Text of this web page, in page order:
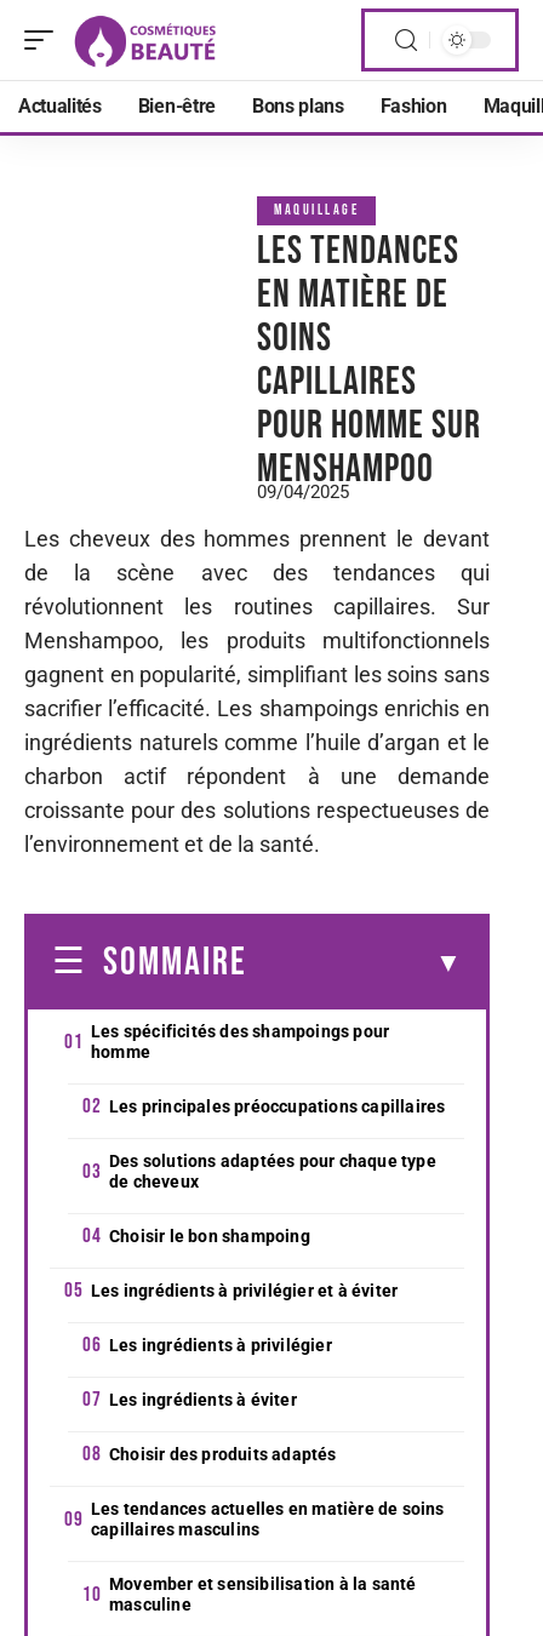
Actualités Bien-être Bons plans Fashion
MAQUILLAGE
Les tendances
en matière de
soins
capillaires
pour homme sur
Menshampoo
09/04/2025
Les cheveux des hommes prennent le devant
de la scène avec des tendances qui
révolutionnent les routines capillaires. Sur
Menshampoo, les produits multifonctionnels
gagnent en popularité, simplifiant les soins sans
sacrifier l’efficacité. Les shampoings enrichis en
ingrédients naturels comme l’huile d’argan et le
charbon actif répondent à une demande
croissante pour des solutions respectueuses de
l’environnement et de la santé.
SOMMAIRE
Les spécificités des shampoings pour
homme
Les principales préoccupations capillaires
Des solutions adaptées pour chaque type
de cheveux
Choisir le bon shampoing
Les ingrédients à privilégier et à éviter
Les ingrédients à privilégier
Les ingrédients à éviter
Choisir des produits adaptés
Les tendances actuelles en matière de soins
capillaires masculins
Movember et sensibilisation à la santé
masculine